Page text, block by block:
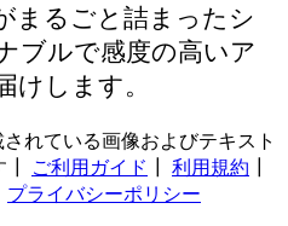
まるごと詰まったシ
ブルで感度の高いア
します。
れている画像およびテキスト
┃ ご利用ガイド 利用規約
プライバシーポリシー